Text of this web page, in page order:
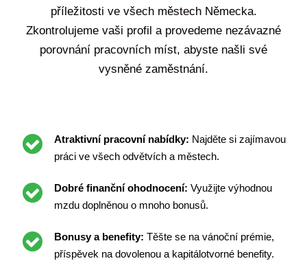
příležitosti ve všech městech Německa.
Zkontrolujeme vaši profil a provedeme nezávazné
porovnání pracovních míst, abyste našli své
vysněné zaměstnání.
Atraktivní pracovní nabídky: Najděte si zajímavou
práci ve všech odvětvích a městech.
Dobré finanční ohodnocení: Využijte výhodnou
mzdu doplněnou o mnoho bonusů.
Bonusy a benefity: Těšte se na vánoční prémie,
příspěvek na dovolenou a kapitálotvorné benefity.